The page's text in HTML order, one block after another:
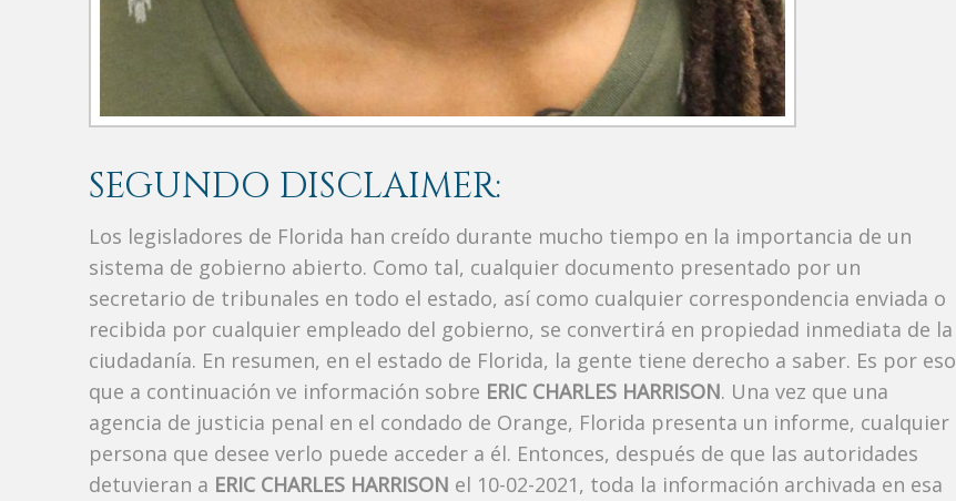
SEGUNDO DISCLAIMER:
Los legisladores de Florida han creído durante mucho tiempo en la importancia de un
sistema de gobierno abierto. Como tal, cualquier documento presentado por un
secretario de tribunales en todo el estado, así como cualquier correspondencia enviada o
recibida por cualquier empleado del gobierno, se convertirá en propiedad inmediata de la
ciudadanía. En resumen, en el estado de Florida, la gente tiene derecho a saber. Es por eso
que a continuación ve información sobre ERIC CHARLES HARRISON. Una vez que una
agencia de justicia penal en el condado de Orange, Florida presenta un informe, cualquier
persona que desee verlo puede acceder a él. Entonces, después de que las autoridades
detuvieran a ERIC CHARLES HARRISON el 10-02-2021, toda la información archivada en esa